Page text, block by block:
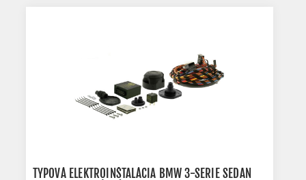
TYPOVÁ ELEKTROINŠTALÁCIA BMW 3-SERIE SEDAN